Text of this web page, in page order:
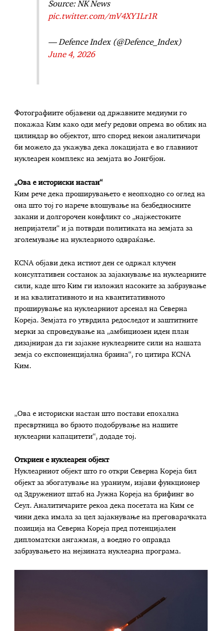
Source: NK News
pic.twitter.com/mV4XY1Lr1R
— Defence Index (@Defence_Index)
June 4, 2026
Фотографиите објавени од државните медиуми го
покажаа Ким како оди меѓу редови опрема во облик на
цилиндар во објектот, што според некои аналитичари
би можело да укажува дека локацијата е во главниот
нуклеарен комплекс на земјата во Јонгбјон.
„Ова е историски настан“
Ким рече дека проширувањето е неопходно со оглед на
она што тој го нарече влошување на безбедносните
закани и долгорочен конфликт со „најжестоките
непријатели“ и ја потврди политиката на земјата за
зголемување на нуклеарното одвраќање.
KCNA објави дека истиот ден се одржал клучен
консултативен состанок за зајакнување на нуклеарните
сили, каде што Ким ги изложил насоките за забрзување
и на квалитативното и на квантитативното
проширување на нуклеарниот арсенал на Северна
Кореја. Земјата го утврдила редоследот и заштитните
мерки за спроведување на „амбициозен иден план
дизајниран да ги зајакне нуклеарните сили на нашата
земја со експоненцијална брзина“, го цитира KCNA
Ким.
„Ова е историски настан што постави епохална
пресвртница во брзото подобрување на нашите
нуклеарни капацитети“, додаде тој.
Откриен е нуклеарен објект
Нуклеарниот објект што го откри Северна Кореја бил
објект за збогатување на ураниум, изјави функционер
од Здружениот штаб на Јужна Кореја на брифинг во
Сеул. Аналитичарите рекоа дека посетата на Ким се
чини дека имала за цел зајакнување на преговарачката
позиција на Северна Кореја пред потенцијален
дипломатски ангажман, а воедно го оправда
забрзувањето на нејзината нуклеарна програма.